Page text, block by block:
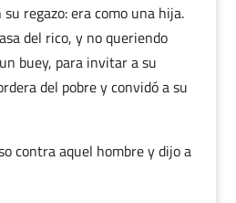
regazo: era como una hija.
del rico, y no queriendo
buey, para invitar a su
del pobre y convidó a su
contra aquel hombre y dijo a